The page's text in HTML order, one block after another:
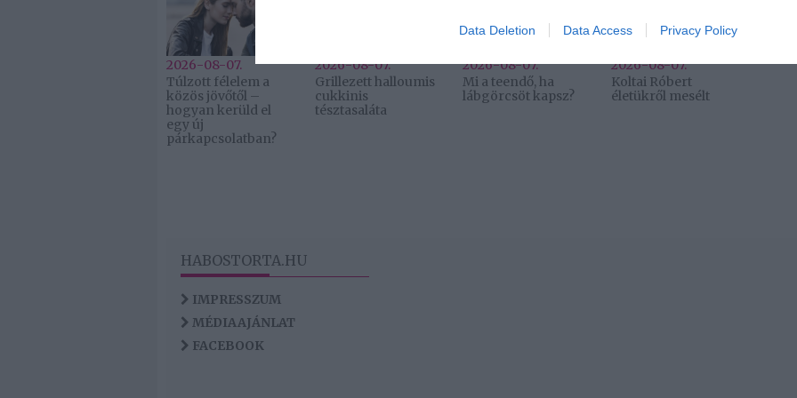
I want to allow Google to enable storage related to functionality of the website
Data Deletion Data Access Privacy Policy
2026-08-07.
Túlzott félelem a
közös jövőtől –
hogyan kerüld el
egy új
párkapcsolatban?
2026-08-07.
Grillezett halloumis
cukkinis
tésztasaláta
2026-08-07.
Mi a teendő, ha
lábgörcsöt kapsz?
2026-08-07.
Koltai Róbert
életükről mesélt
HABOSTORTA.HU
IMPRESSZUM
MÉDIAAJÁNLAT
FACEBOOK